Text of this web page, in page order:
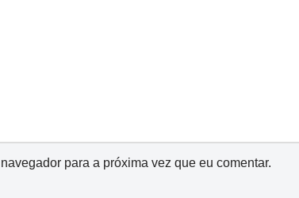
para a próxima vez que eu comentar.